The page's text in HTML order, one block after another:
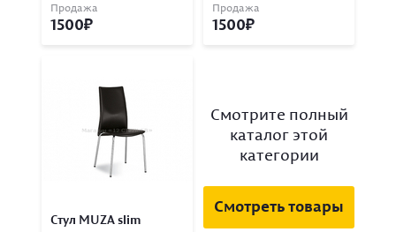
Продажа
1500
Продажа
1500
Стул MUZA slim
Смотрите полный
каталог этой
категории
Смотреть товары